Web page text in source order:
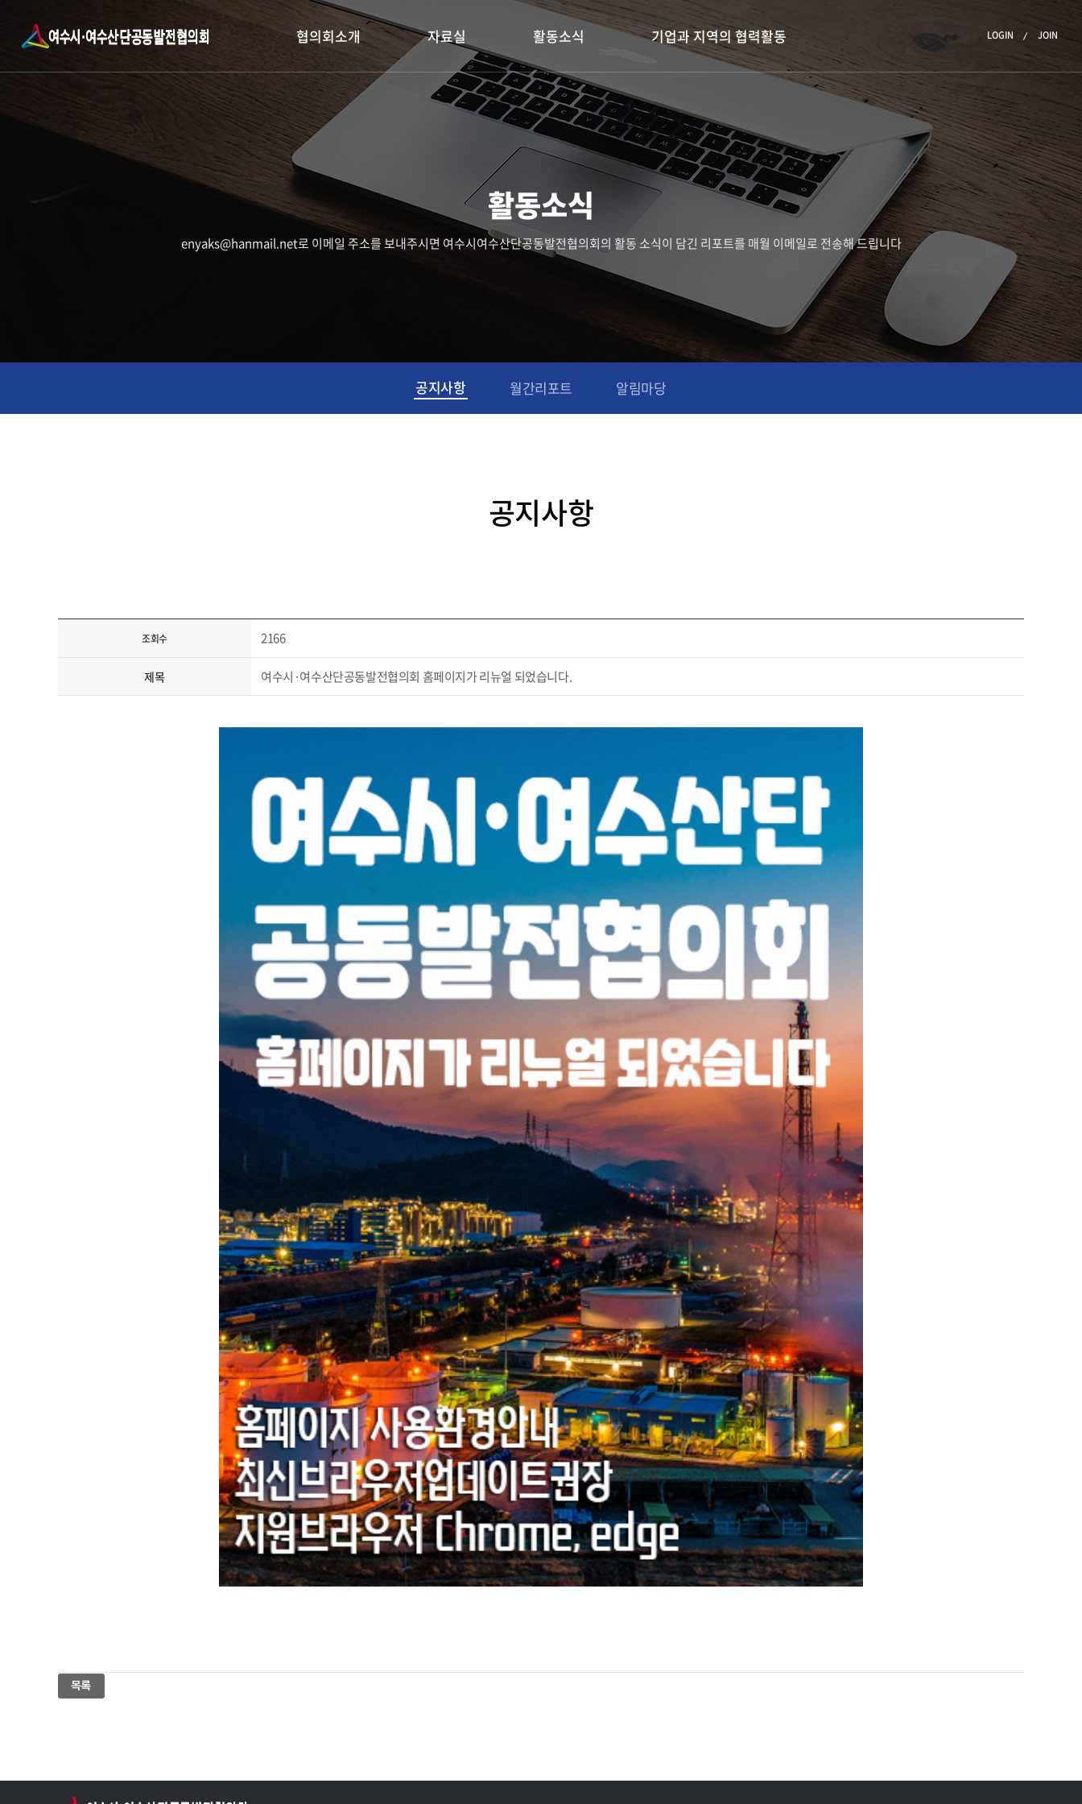
LOGIN JOIN
협의회소개 자료실 활동소식 기업과 지역의 협력활동
활동소식
enyaks@hanmail.net로 이메일 주소를 보내주시면 여수시여수산단공동발전협의회의 활동 소식이 담긴 리포트를 매월 이메일로 전송해 드립니다
공지사항 월간리포트 알림마당
공지사항
조회수 2166
제목 여수시·여수산단공동발전협의회 홈페이지가 리뉴얼 되었습니다.